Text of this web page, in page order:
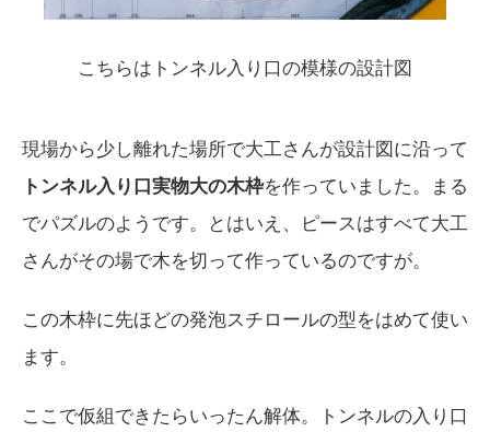
こちらはトンネル入り口の模様の設計図
現場から少し離れた場所で大工さんが設計図に沿って
トンネル入り口実物大の木枠を作っていました。まる
でパズルのようです。とはいえ、ピースはすべて大工
さんがその場で木を切って作っているのですが。
この木枠に先ほどの発泡スチロールの型をはめて使い
ます。
ここで仮組できたらいったん解体。トンネルの入り口